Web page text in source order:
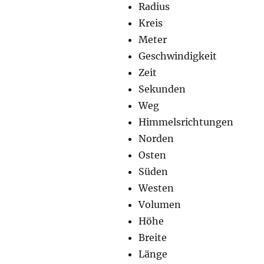
Radius
Kreis
Meter
Geschwindigkeit
Zeit
Sekunden
Weg
Himmelsrichtungen
Norden
Osten
Süden
Westen
Volumen
Höhe
Breite
Länge